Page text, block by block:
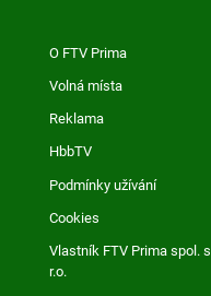
O FTV Prima
Volná místa
Reklama
HbbTV
Podmínky užívání
Cookies
Vlastník FTV Prima spol. s
r.o.